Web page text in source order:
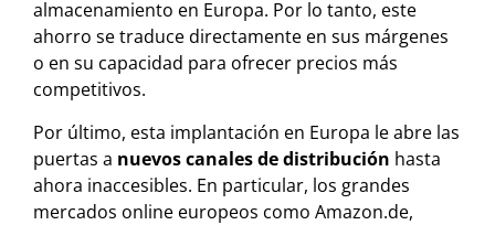
almacenamiento en Europa. Por lo tanto, este
ahorro se traduce directamente en sus márgenes
o en su capacidad para ofrecer precios más
competitivos.
Por último, esta implantación en Europa le abre las
puertas a nuevos canales de distribución hasta
ahora inaccesibles. En particular, los grandes
mercados online europeos como Amazon.de,